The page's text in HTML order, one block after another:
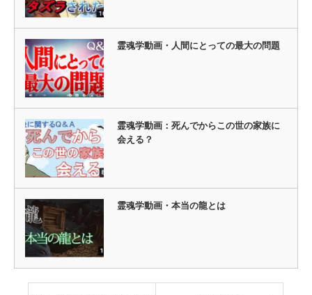
霊魂学動画・人間にとっての最大の問題
霊魂学動画：死んでからこの世の家族に
会える？
霊魂学動画・本当の龍とは